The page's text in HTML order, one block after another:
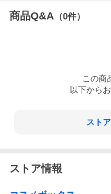
商品Q&A （0件）
この商
以下から
スト
ストア情報